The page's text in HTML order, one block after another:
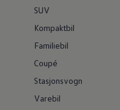
SUV
Kompaktbil
Familiebil
Coupé
Stasjonsvogn
Varebil